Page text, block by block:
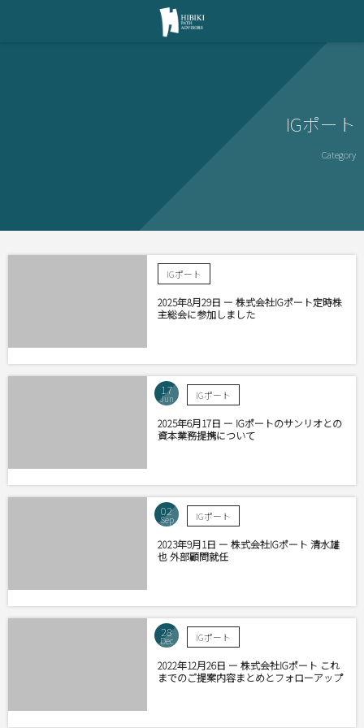
IGポート
Category
IGポート
2025年8月29日 ー 株式会社IGポート定時株
主総会に参加しました
17
Jun IGポート
2025年6月17日 ー IGポートのサンリオとの
資本業務提携について
02
Sep IGポート
2023年9月1日 ー 株式会社IGポート 清水雄
也 外部顧問就任
28
Dec IGポート
2022年12月26日 ー 株式会社IGポート これ
までのご提案内容まとめとフォローアップ